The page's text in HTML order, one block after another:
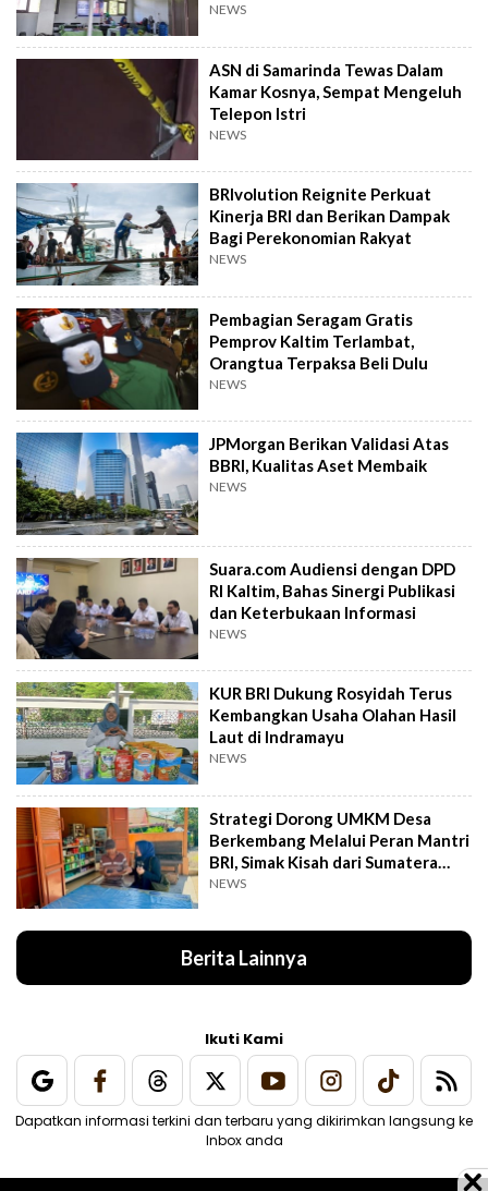
NEWS
ASN di Samarinda Tewas Dalam
Kamar Kosnya, Sempat Mengeluh
Telepon Istri
NEWS
BRIvolution Reignite Perkuat
Kinerja BRI dan Berikan Dampak
Bagi Perekonomian Rakyat
NEWS
Pembagian Seragam Gratis
Pemprov Kaltim Terlambat,
Orangtua Terpaksa Beli Dulu
NEWS
JPMorgan Berikan Validasi Atas
BBRI, Kualitas Aset Membaik
NEWS
Suara.com Audiensi dengan DPD
RI Kaltim, Bahas Sinergi Publikasi
dan Keterbukaan Informasi
NEWS
KUR BRI Dukung Rosyidah Terus
Kembangkan Usaha Olahan Hasil
Laut di Indramayu
NEWS
Strategi Dorong UMKM Desa
Berkembang Melalui Peran Mantri
BRI, Simak Kisah dari Sumatera
Utara Ini
NEWS
Berita Lainnya
Ikuti Kami
Dapatkan informasi terkini dan terbaru yang dikirimkan langsung ke
Inbox anda